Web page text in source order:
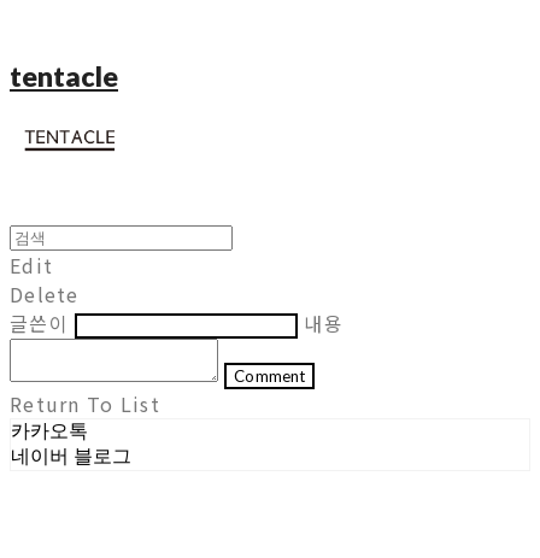
tentacle
Edit
Delete
글쓴이
내용
Comment
Return To List
카카오톡
네이버 블로그